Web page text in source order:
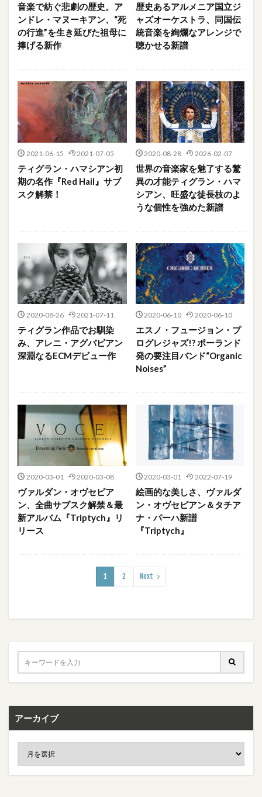
音楽で紡ぐ悲劇の歴史。ア
ンドレ・マヌーキアン、“死
の行進”を生き延びた祖母に
捧げる新作
歴史あるアルメニア国立ジ
ャズオーケストラ、同国伝
統音楽を絢爛なアレンジで
聴かせる新譜
2021-06-15 2021-07-05
ティグラン・ハマシアン初
期の名作『Red Hail』サブ
スク解禁！
2020-08-28 2026-02-07
世界の音楽家を魅了する驚
異の才能ティグラン・ハマ
シアン、旺盛な徒長枝のよ
うな個性を強めた新譜
2020-08-26 2021-07-11
ティグラン作品でお馴染
み、アレニ・アグバビアン
深淵なるECMデビュー作
2020-06-10 2020-06-10
エスノ・フュージョン・プ
ログレジャズ!? ポーランド
発の要注目バンド“Organic
Noises”
2020-03-01 2020-03-08
ヴァルダン・オヴセピア
ン、全曲サブスク解禁＆最
新アルバム『Triptych』リ
リース
2020-03-01 2022-07-19
絵画的な美しさ、ヴァルダ
ン・オヴセピアン＆タチア
ナ・パーハ新譜
『Triptych』
1 2 Next
アーカイブ